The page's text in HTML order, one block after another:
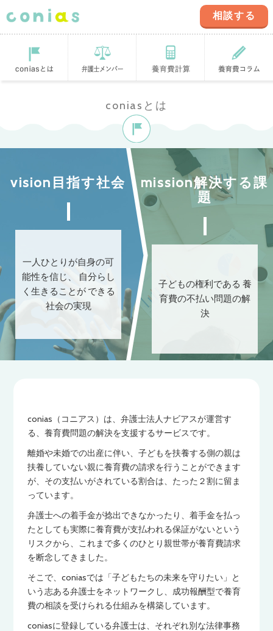
ール
相談する
coniasとは
vision目指す社会
一人ひとりが自身の可
能性を信じ、 自分らし
く生きることが できる
社会の実現
mission解決する課
題
子どもの権利である 養
育費の不払い問題の解
決
conias（コニアス）は、弁護士法人ナビアスが運営す
る、養育費問題の解決を支援するサービスです。
離婚や未婚での出産に伴い、子どもを扶養する側の親は
扶養していない親に養育費の請求を行うことができます
が、その支払いがされている割合は、たった２割に留ま
っています。
弁護士への着手金が捻出できなかったり、着手金を払っ
たとしても実際に養育費が支払われる保証がないという
リスクから、これまで多くのひとり親世帯が養育費請求
を断念してきました。
そこで、coniasでは「子どもたちの未来を守りたい」と
いう志ある弁護士をネットワークし、成功報酬型で養育
費の相談を受けられる仕組みを構築しています。
coniasに登録している弁護士は、それぞれ別な法律事務